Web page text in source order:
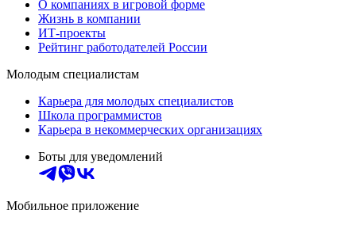
О компаниях в игровой форме
Жизнь в компании
ИТ-проекты
Рейтинг работодателей России
Молодым специалистам
Карьера для молодых специалистов
Школа программистов
Карьера в некоммерческих организациях
Боты для уведомлений
Мобильное приложение